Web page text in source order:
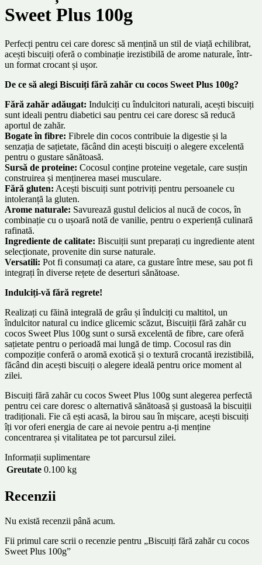
Sweet Plus 100g
Perfecți pentru cei care doresc să mențină un stil de viață echilibrat,
acești biscuiți oferă o combinație irezistibilă de arome naturale, într-
un format crocant și ușor.
De ce să alegi Biscuiți fără zahăr cu cocos Sweet Plus 100g?
Fără zahăr adăugat: Indulciți cu îndulcitori naturali, acești biscuiți
sunt ideali pentru diabetici sau pentru cei care doresc să reducă
aportul de zahăr.
Bogate în fibre: Fibrele din cocos contribuie la digestie și la
senzația de sațietate, făcând din acești biscuiți o alegere excelentă
pentru o gustare sănătoasă.
Sursă de proteine: Cocosul conține proteine vegetale, care susțin
construirea și menținerea masei musculare.
Fără gluten: Acești biscuiți sunt potriviți pentru persoanele cu
intoleranță la gluten.
Arome naturale: Savurează gustul delicios al nucă de cocos, în
combinație cu o ușoară notă de vanilie, pentru o experiență culinară
rafinată.
Ingrediente de calitate: Biscuiții sunt preparați cu ingrediente atent
selecționate, provenite din surse naturale.
Versatili: Pot fi consumați ca atare, ca gustare între mese, sau pot fi
integrați în diverse rețete de deserturi sănătoase.
Indulciți-vă fără regrete!
Realizați cu făină integrală de grâu și îndulciți cu maltitol, un
îndulcitor natural cu indice glicemic scăzut, Biscuiții fără zahăr cu
cocos Sweet Plus 100g sunt o sursă excelentă de fibre, care oferă
sațietate pentru o perioadă mai lungă de timp. Cocosul ras din
compoziție conferă o aromă exotică și o textură crocantă irezistibilă,
făcând din acești biscuiți o alegere ideală pentru orice moment al
zilei.
Biscuiți fără zahăr cu cocos Sweet Plus 100g sunt alegerea perfectă
pentru cei care doresc o alternativă sănătoasă și gustoasă la biscuiții
tradiționali. Fie că ești acasă, la birou sau în mișcare, acești biscuiți
îți vor oferi energia de care ai nevoie pentru a-ți menține
concentrarea și vitalitatea pe tot parcursul zilei.
Informații suplimentare
Greutate 0.100 kg
Recenzii
Nu există recenzii până acum.
Fii primul care scrii o recenzie pentru „Biscuiți fără zahăr cu cocos
Sweet Plus 100g”